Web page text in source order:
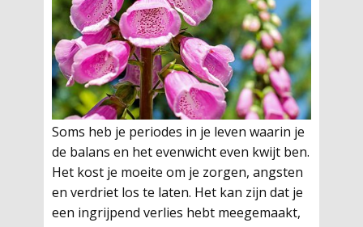
Soms heb je periodes in je leven waarin je
de balans en het evenwicht even kwijt ben.
Het kost je moeite om je zorgen, angsten
en verdriet los te laten. Het kan zijn dat je
een ingrijpend verlies hebt meegemaakt,